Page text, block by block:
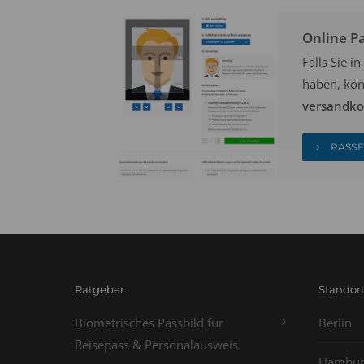
Online
Falls Sie
haben,
Ratgeber
Biometrisches Passbild für
Reisepass & Personalausweis
Berlin